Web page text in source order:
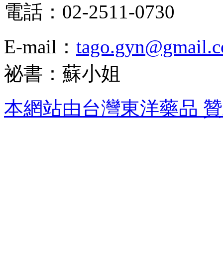
電話：02-2511-0730
E-mail：
祕書：蘇小姐
本網站由台灣東洋藥品